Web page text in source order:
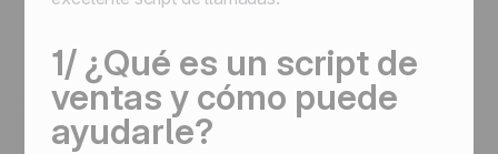
1/ ¿Qué es un script de
ventas y cómo puede
ayudarle?